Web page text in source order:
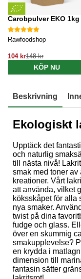
Carobpulver EKO 1kg
Rawfoodshop
104 kr148 kr
KÖP NU
Beskrivning
Ekologiskt
Upptäck det
och naturlig
till nästa nivå!
smak med toner av
kreationer. Vårt
att använda, vilket
köksskåpet för alla
nya smaker.
twist på dina
fudge och glass.
över en skummig
smakupplevelse?
en krydda i
dimension till
fantasin sätter